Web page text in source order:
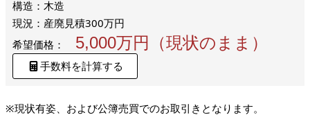
構造：木造
現況：産廃見積300万円
希望価格：
5,000万円（現状のまま）
手数料を計算する
※現状有姿、および公簿売買でのお取引きとなります。